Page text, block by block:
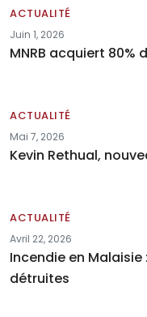
ACTUALITÉ
Juin 1, 2026
MNRB acquiert 80%
ACTUALITÉ
Mai 7, 2026
Kevin Rethual,
ACTUALITÉ
Avril 22, 2026
Incendie en
détruites